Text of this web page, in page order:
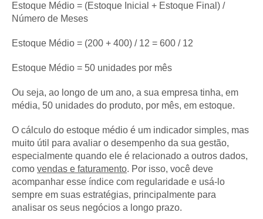
Estoque Médio = (Estoque Inicial + Estoque Final) /
Número de Meses
Estoque Médio = (200 + 400) / 12 = 600 / 12
Estoque Médio = 50 unidades por mês
Ou seja, ao longo de um ano, a sua empresa tinha, em
média, 50 unidades do produto, por mês, em estoque.
O cálculo do estoque médio é um indicador simples, mas
muito útil para avaliar o desempenho da sua gestão,
especialmente quando ele é relacionado a outros dados,
como vendas e faturamento. Por isso, você deve
acompanhar esse índice com regularidade e usá-lo
sempre em suas estratégias, principalmente para
analisar os seus negócios a longo prazo.